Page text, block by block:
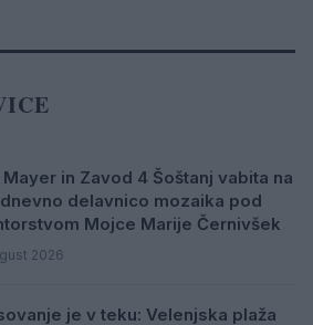
in Zavod 4 Šoštanj vabita na
delavnico mozaika pod
Mojce Marije Černivšek
2026
je v teku: Velenjska plaža